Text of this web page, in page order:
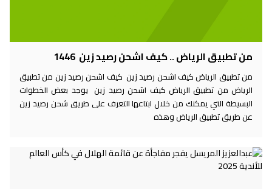
من تطبيق الرياض .. كيف اشحن رصيد زين 1446
من تطبيق الرياض كيف اشحن رصيد زين كيف اشحن رصيد زين من تطبيق
الرياض من تطبيق الرياض كيف اشحن رصيد زين يوجد بعض الخطوات
البسيطة التي يمكنك من خلال ابتاعها التعرف على طريق شحن رصيد زين
عن طريق تطبيق الرياض وهذه